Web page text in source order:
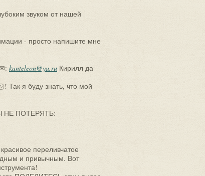
звуком от нашей
- просто напишите мне
kanteleon@ya.ru Кирилл да
Так я буду знать, что мой
НЕ ПОТЕРЯТЬ:
переливчатое
и привычным. Вот